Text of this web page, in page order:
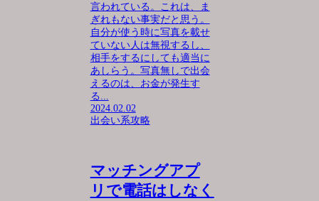
言われている。これは、ま
ぎれもない事実だと思う。
自分が使う時に写真を載せ
ていない人は無視するし、
相手をするにしても適当に
あしらう。写真無しで出会
えるのは、お金が発生す
る...
2024.02.02
出会い系攻略
マッチングアプ
リで電話はしなく